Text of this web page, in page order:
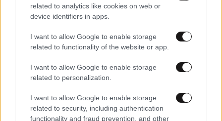
related to analytics like cookies on web or
device identifiers in apps.
I want to allow Google to enable storage
related to functionality of the website or app.
I want to allow Google to enable storage
related to personalization.
I want to allow Google to enable storage
related to security, including authentication
functionality and fraud prevention, and other
ΣΧΌΛΙΑ ΑΝΑΓΝΩΣΤΏΝ